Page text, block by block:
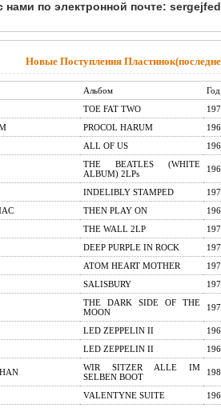
нами по электронной почте:
Новые Поступления
Альбом Год
TOE FAT TWO
PROCOL HARUM
ALL OF US
THE BEATLES (WHITE
ALBUM) 2LPs
INDELIBLY STAMPED
THEN PLAY ON
THE WALL 2LP
DEEP PURPLE IN ROCK
ATOM HEART MOTHER
SALISBURY
THE DARK SIDE OF THE
MOON
LED ZEPPELIN II
LED ZEPPELIN II
WIR SITZER ALLE IM
SELBEN BOOT
VALENTYNE SUITE